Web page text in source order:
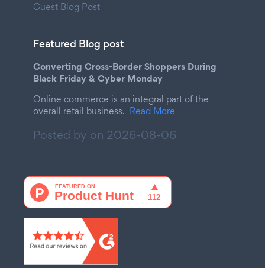
Guest Blog Post
Featured Blog post
Converting Cross-Border Shoppers During
Black Friday & Cyber Monday
Online commerce is an integral part of the
overall retail business. Read More
Posted by on 2026-08-06